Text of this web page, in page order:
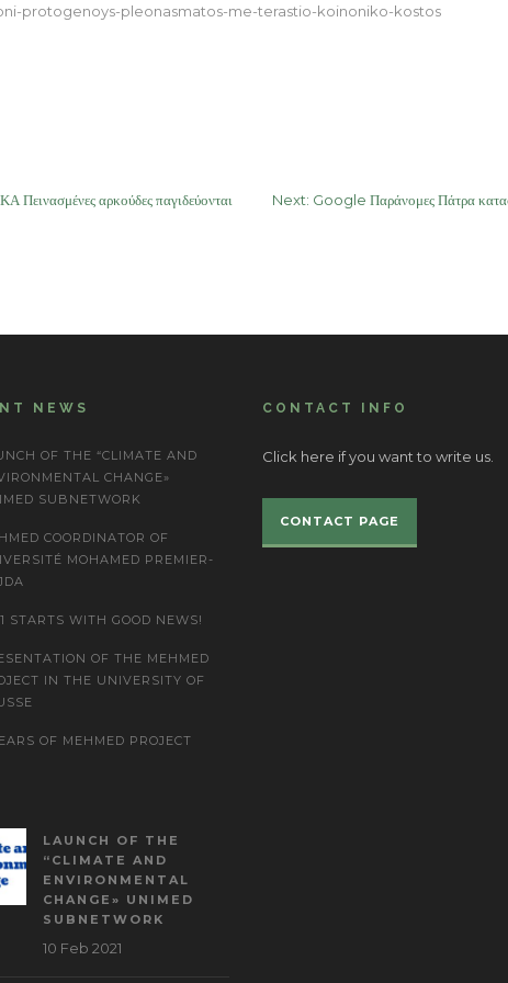
protogenoys-pleonasmatos-me-terastio-koinoniko-kostos
αρκούδες παγιδεύονται
Next: Google Παράνομες Πάτρα
NEWS
OF THE “CLIMATE AND
CHANGE»
SUBNETWORK
COORDINATOR OF
MOHAMED PREMIER-
STARTS WITH GOOD NEWS!
OF THE MEHMED
IN THE UNIVERSITY OF
OF MEHMED PROJECT
LAUNCH OF THE
“CLIMATE AND
ENVIRONMENTAL
CHANGE» UNIMED
SUBNETWORK
10 Feb 2021
CONTACT INFO
Click here if you want to write us.
CONTACT PAGE